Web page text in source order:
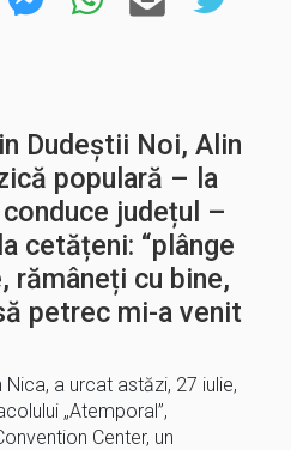
Dudeștii Noi, Alin
populară – la
județul –
cetățeni: “plânge
rămâneți cu bine,
petrec mi-a venit
Nica, a urcat astăzi, 27 iulie,
„Atemporal”,
Center, un